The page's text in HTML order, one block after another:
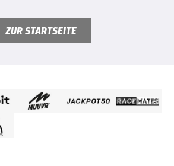
ZUR STARTSEITE